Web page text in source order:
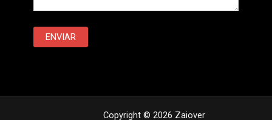
Copyright © 2026 Zaiover